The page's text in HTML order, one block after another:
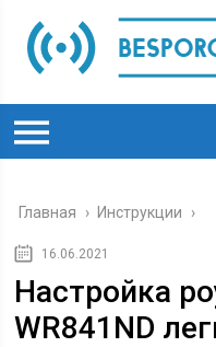
Главная › Инструкции ›
16.06.2021
Настройка
WR841ND